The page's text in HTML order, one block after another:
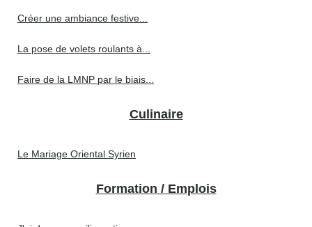
Créer une ambiance festive...
La pose de volets roulants à...
Faire de la LMNP par le biais...
Culinaire
Le Mariage Oriental Syrien
Formation / Emplois